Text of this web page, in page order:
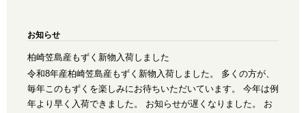
お知らせ
柏崎笠島産もずく新物入荷しました
令和8年産柏崎笠島産もずく新物入荷しました。 多くの方が、
毎年このもずくを楽しみにお待ちいただいています。 今年は例
年より早く入荷できました。 お知らせが遅くなりました。 お